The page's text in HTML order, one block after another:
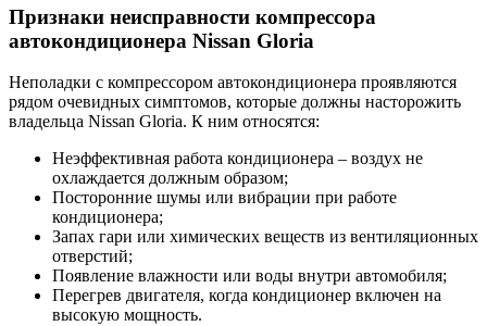
Признаки неисправности компрессора
автокондиционера Nissan Gloria
Неполадки с компрессором автокондиционера проявляются
рядом очевидных симптомов, которые должны насторожить
владельца Nissan Gloria. К ним относятся:
Неэффективная работа кондиционера – воздух не
охлаждается должным образом;
Посторонние шумы или вибрации при работе
кондиционера;
Запах гари или химических веществ из вентиляционных
отверстий;
Появление влажности или воды внутри автомобиля;
Перегрев двигателя, когда кондиционер включен на
высокую мощность.